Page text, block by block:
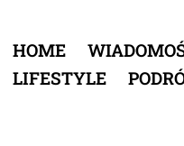
HOME
LIFESTYLE